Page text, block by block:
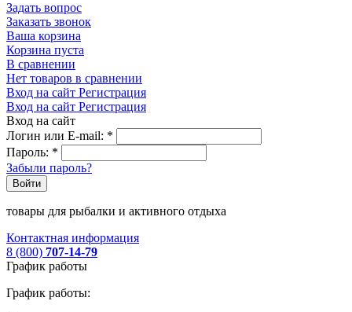
Задать вопрос
Заказать звонок
Ваша корзина
Корзина пуста
В сравнении
Нет товаров в сравнении
Вход на сайт Регистрация
Вход на сайт Регистрация
Вход на сайт
Логин или E-mail: *
Пароль: *
Забыли пароль?
Войти
товары для рыбалки и активного отдыха
Контактная информация
8 (800) 707-14-79
График работы
График работы: